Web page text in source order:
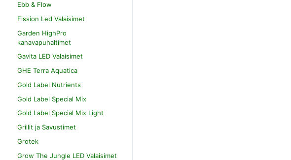
Ebb & Flow
Fission Led Valaisimet
Garden HighPro
kanavapuhaltimet
Gavita LED Valaisimet
GHE Terra Aquatica
Gold Label Nutrients
Gold Label Special Mix
Gold Label Special Mix Light
Grillit ja Savustimet
Grotek
Grow The Jungle LED Valaisimet